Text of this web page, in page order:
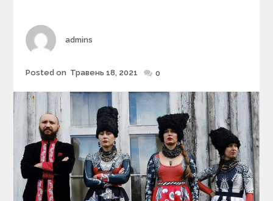
Author
admins
Posted
Posted on Травень 18, 2021 0